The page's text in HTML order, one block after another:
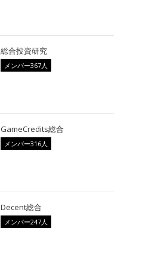
総合投資研究
メンバー367人
GameCredits総合
メンバー316人
Decent総合
メンバー247人